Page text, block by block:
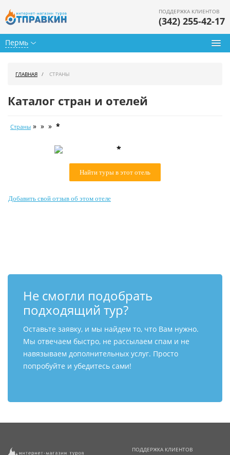
Пермь
ПОДДЕРЖКА КЛИЕНТОВ
(342) 255-42-17
Календарь туров
Как купить
ГЛАВНАЯ СТРАНЫ
Каталог стран и отелей
Страны » » » *
*
Найти туры в этот отель
Добавить свой отзыв об этом отеле
Не смогли подобрать
подходящий тур?
Оставьте заявку, и мы найдем то, что Вам нужно.
Мы отвечаем быстро, не рассылаем спам и не
навязываем дополнительных услуг. Просто
попробуйте и убедитесь сами!
ПОДДЕРЖКА КЛИЕНТОВ